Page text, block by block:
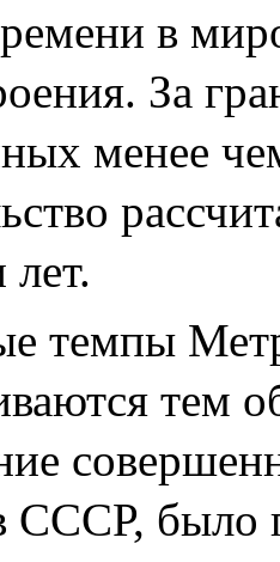
в
За
менее
темпы
тем
СССР, было